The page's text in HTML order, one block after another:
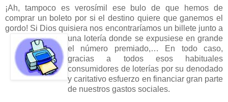
¡Ah, tampoco es verosímil ese bulo de que hemos de
comprar un boleto por si el destino quiere que ganemos el
gordo! Si Dios quisiera nos encontraríamos un billete junto a
una lotería donde se expusiese en grande
el número premiado,… En todo caso,
gracias a todos esos habituales
consumidores de loterías por su denodado
y caritativo esfuerzo en financiar gran parte
de nuestros gastos sociales.